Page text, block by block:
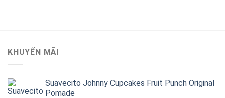
KHUYẾN MÃI
Suavecito Johnny Cupcakes Fruit Punch Original
Pomade